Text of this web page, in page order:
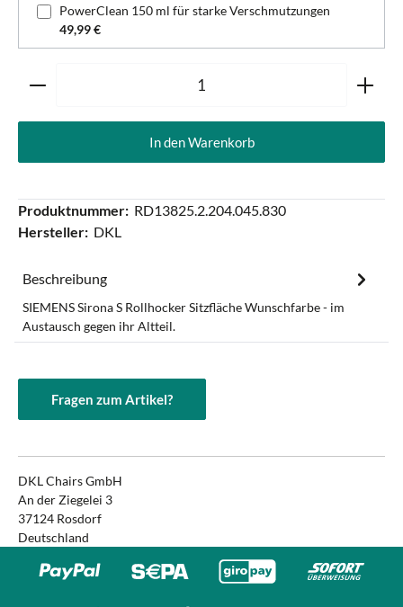
PowerClean 150 ml für starke Verschmutzungen
49,99 €
Produkt Anzahl: Gib den gewünschten Wert ein oder
In den Warenkorb
Produktnummer: RD13825.2.204.045.830
Hersteller: DKL
Beschreibung
SIEMENS Sirona S Rollhocker Sitzfläche Wunschfarbe - im
Austausch gegen ihr Altteil.
Fragen zum Artikel?
DKL Chairs GmbH
An der Ziegelei 3
37124 Rosdorf
Deutschland